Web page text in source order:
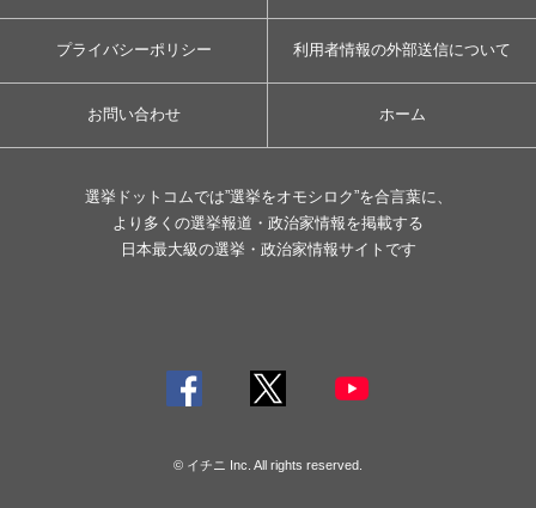
プライバシーポリシー 利用者情報の外部送信について
お問い合わせ ホーム
選挙ドットコムでは”選挙をオモシロク”を合言葉に、
より多くの選挙報道・政治家情報を掲載する
日本最大級の選挙・政治家情報サイトです
© イチニ Inc. All rights reserved.